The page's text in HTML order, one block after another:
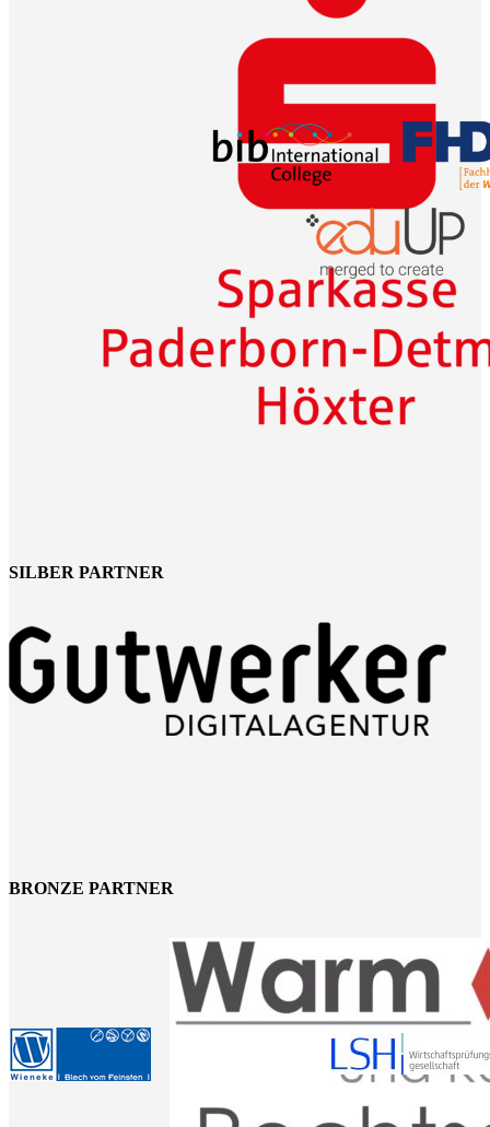
SILBER PARTNER
BRONZE PARTNER